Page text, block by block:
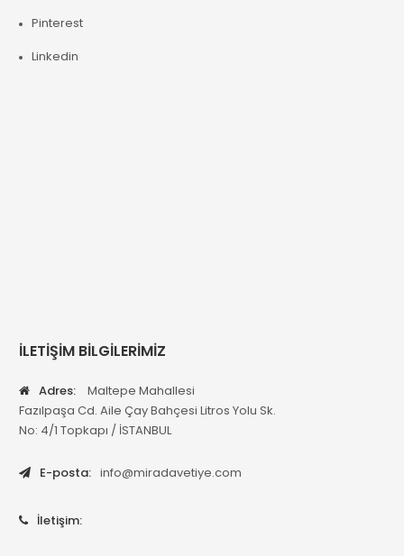
Pinterest
Linkedin
İLETİŞİM BİLGİLERİMİZ
Adres:
Maltepe Mahallesi
Fazılpaşa Cd. Aile Çay Bahçesi Litros Yolu Sk.
No: 4/1 Topkapı / İSTANBUL
E-posta: info@miradavetiye.com
İletişim: